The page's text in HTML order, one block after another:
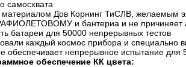
самосхвата
материалом Дов Корнинг ТиСЛВ,
и бантериа и не причиняет
батареи для 50000 непрерывных тестов
каждый космос прибора и специально
обеспечивает непрерывное испытание для
обеспечение КК цвета: